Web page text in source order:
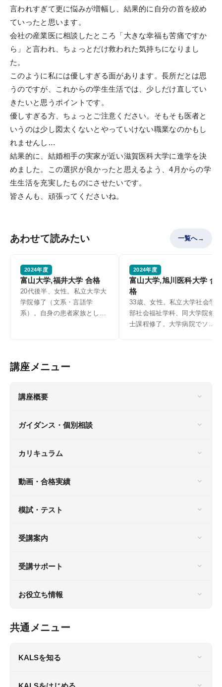
言われすぎて更に悩みが増幅し、結果的に自分の首を絞め
ていったと思います。
会社の産業医に相談したところ「大きな幸福も苦痛ですか
ら」と言われ、ちょっとだけ救われた気持ちになりまし
た。
このように私には優しすぎる面があります。長所だとは思
うのですが、これからの学生生活では、少しだけ直してい
きたいと思うポイントです。
優しすぎる方、ちょっとご注意ください。そもそも医者と
いうのは少し図太くないとやっていけない職業なのかもし
れませんし…
結果的に、結婚相手の実家が近い滋賀医科大学に進学を決
めました。この選択が良かったと思えるよう、4月からの学
生生活を充実したものにさせたいです。
皆さんも、頑張ってくださいね。
あわせて読みたい 一覧へ
2024年度
富山大学,福井大学 合格
20代後半、女性。私立大学大
学院修了（文系・言語学
系）。自身の患者家族として
始。仕事と並行しながら2024
2024年度
富山大学,旭川医科大学 合
格
33歳、女性。私立大学社会学
部社会福祉学科、同大学院修
士課程修了。大学病院でソー
講座概要
ガイダンス・個別相談
カリキュラム
動画・合格実績
模試・テスト
受講案内
受講サポート
お役立ち情報
共通メニュー
KALSを知る